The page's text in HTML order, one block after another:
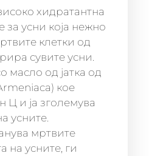
хидратантна
за усни која нежно
клетки од
сувите усни.
масло од јатка од
кое
и ја зголемува
усните.
мртвите
на усните, ги